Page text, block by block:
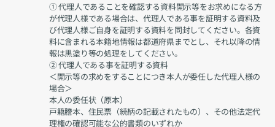
① 代理人であることを確認する資料開示等をお求めになる方
が代理人様である場合は、代理人である事を証明する資料及
び代理人様ご自身を証明する資料を同封してください。各資
料に含まれる本籍地情報は都道府県までとし、それ以降の情
報は黒塗り等の処理をしてください。
② 代理人である事を証明する資料
＜開示等の求めをすることにつき本人が委任した代理人様の
場合＞
本人の委任状（原本）
戸籍謄本、住民票（続柄の記載されたもの）、その他法定代
理権の確認可能な公的書類のいずれか